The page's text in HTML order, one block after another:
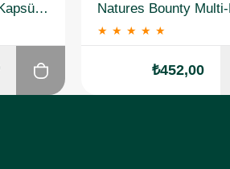
Solgar Nero Nutrients 30 Kapsül 3 Adet
★ ★ ★ ★ ★
₺452,00